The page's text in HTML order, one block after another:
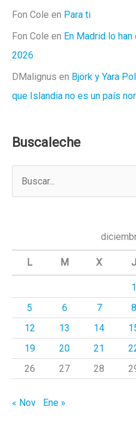
Fon Cole en Para ti
Fon Cole en En Madrid lo
2026
DMalignus en Björk y Yara
que Islandia no es un país
Buscaleche
a
L M X J
1
5
6 7 8
12
13 14
19
20 21
26
27 28
« Nov Ene »